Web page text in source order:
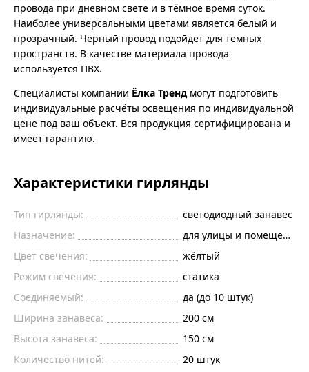
провода при дневном свете и в тёмное время суток.
Наиболее универсальными цветами является белый и
прозрачный. Чёрный провод подойдёт для темных
пространств. В качестве материала провода
используется ПВХ.
Специалисты компании Ёлка Тренд могут подготовить
индивидуальные расчёты освещения по индивидуальной
цене под ваш объект. Вся продукция сертифицирована и
имеет гарантию.
Характеристики гирлянды
Тип гирлянды:
светодиодный занавес
Назначение:
для улицы и помещений
Цвет свечения:
жёлтый
Режим свечения:
статика
Соединяемый:
да (до 10 штук)
Ширина занавеса:
200 см
Высота занавеса:
150 см
Количество нитей:
20 штук